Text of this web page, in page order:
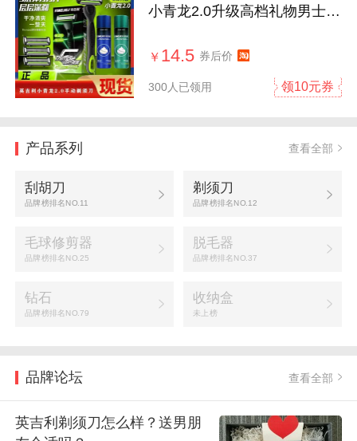
小青龙2.0升级高档礼物男士刮
￥ 14.5 券后价
300人已领用 领10元券
产品系列 查看全部
刮胡刀
品牌榜排名NO.11
剃须刀
品牌榜排名NO.12
毛球修剪器
品牌榜排名NO.25
脱毛器
品牌榜排名NO.37
钻石
品牌榜排名NO.79
收纳盒
未上榜
品牌论坛 查看全部
英吉利剃须刀怎么样？送男朋